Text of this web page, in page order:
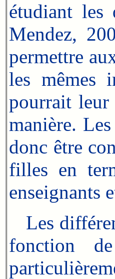
étudiant les
Mendez,
permettre
les mêmes
pourrait leur
manière.
donc être
filles en
enseignants
Les
fonction